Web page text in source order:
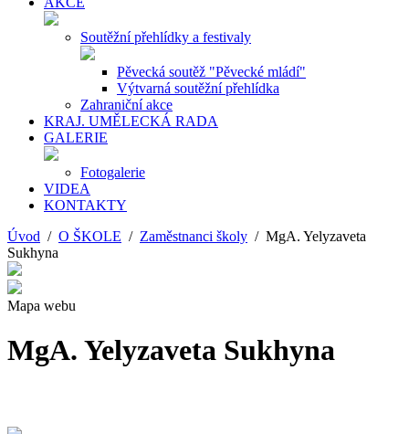
Soutěžní přehlídky a festivaly
Pěvecká soutěž "Pěvecké mládí"
Výtvarná soutěžní přehlídka
Zahraniční akce
KRAJ. UMĚLECKÁ RADA
GALERIE
Fotogalerie
VIDEA
KONTAKTY
Úvod / O ŠKOLE / Zaměstnanci školy / MgA. Yelyzaveta
Sukhyna
Mapa webu
MgA. Yelyzaveta Sukhyna